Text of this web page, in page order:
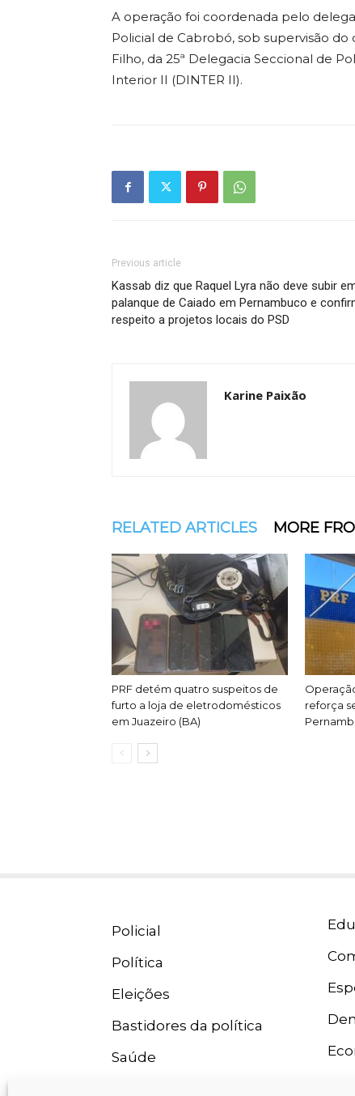
A operação foi coordenada pelo
Policial de Cabrobó, sob supervisão
Filho, da 25ª Delegacia Seccional de
Interior II (DINTER II).
Previous article
Kassab diz que Raquel Lyra não deve subir
palanque de Caiado em Pernambuco e
respeito a projetos locais do PSD
Karine Paixão
RELATED ARTICLES MORE
PRF detém quatro suspeitos de
furto a loja de eletrodomésticos
em Juazeiro (BA)
reforça
Policial
Política
Eleições
Bastidores da política
Saúde